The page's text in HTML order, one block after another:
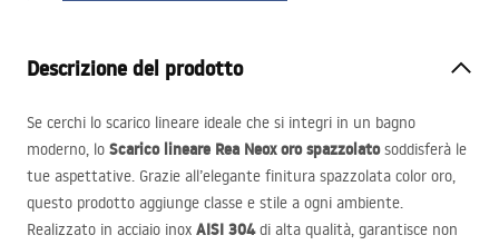
Descrizione del prodotto
Se cerchi lo scarico lineare ideale che si integri in un bagno
moderno, lo Scarico lineare Rea Neox oro spazzolatosoddisferà le
tue aspettative. Grazie all’elegante finitura spazzolata color oro,
questo prodotto aggiunge classe e stile a ogni ambiente.
Realizzato in acciaio inox AISI 304di alta qualità, garantisce non